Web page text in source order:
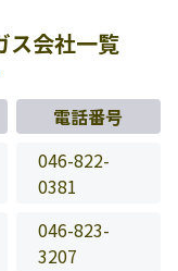
ス会社一覧
電話番号
046-822-
0381
046-823-
3207